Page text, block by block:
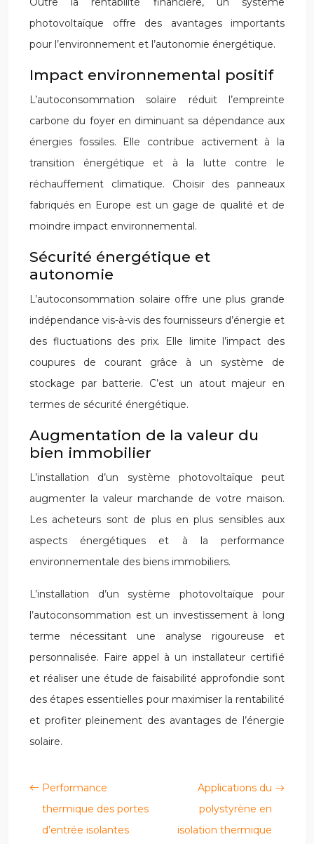
photovoltaïque offre des avantages importants
pour l’environnement et l’autonomie énergétique.
Impact environnemental positif
L’autoconsommation solaire réduit l’empreinte
carbone du foyer en diminuant sa dépendance aux
énergies fossiles. Elle contribue activement à la
transition énergétique et à la lutte contre le
réchauffement climatique. Choisir des panneaux
fabriqués en Europe est un gage de qualité et de
moindre impact environnemental.
Sécurité énergétique et
autonomie
L’autoconsommation solaire offre une plus grande
indépendance vis-à-vis des fournisseurs d’énergie et
des fluctuations des prix. Elle limite l’impact des
coupures de courant grâce à un système de
stockage par batterie. C’est un atout majeur en
termes de sécurité énergétique.
Augmentation de la valeur du
bien immobilier
L’installation d’un système photovoltaïque peut
augmenter la valeur marchande de votre maison.
Les acheteurs sont de plus en plus sensibles aux
aspects énergétiques et à la performance
environnementale des biens immobiliers.
L’installation d’un système photovoltaïque pour
l’autoconsommation est un investissement à long
terme nécessitant une analyse rigoureuse et
personnalisée. Faire appel à un installateur certifié
et réaliser une étude de faisabilité approfondie sont
des étapes essentielles pour maximiser la rentabilité
et profiter pleinement des avantages de l’énergie
solaire.
Performance
thermique des portes
d’entrée isolantes
Applications du
polystyrène en
isolation thermique